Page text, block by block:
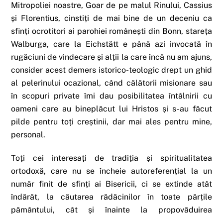
Mitropoliei noastre, Goar de pe malul Rinului, Cassius
și Florentius, cinstiți de mai bine de un deceniu ca
sfinți ocrotitori ai parohiei românești din Bonn, stareța
Walburga, care la Eichstätt e până azi invocată în
rugăciuni de vindecare și alții la care încă nu am ajuns,
consider acest demers istorico-teologic drept un ghid
al pelerinului ocazional, când călătorii misionare sau
în scopuri private îmi dau posibilitatea întâlnirii cu
oameni care au bineplăcut lui Hristos și s-au făcut
pilde pentru toți creștinii, dar mai ales pentru mine,
personal.
Toți cei interesați de tradiția și spiritualitatea
ortodoxă, care nu se încheie autoreferențial la un
număr finit de sfinți ai Bisericii, ci se extinde atât
îndărăt, la căutarea rădăcinilor în toate părțile
pământului, cât și înainte la propovăduirea